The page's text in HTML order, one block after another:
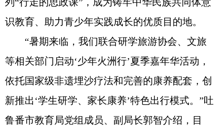
识教育、助力青少年实践成长的优质目的地。
“暑期来临，我们联合研学旅游协会、文旅
等相关部门启动‘少年火洲行’夏季嘉年华活动，
依托国家级非遗埋沙疗法和完善的康养配套，创
新推出‘学生研学、家长康养’特色出行模式。”吐
鲁番市教育局党组成员、副局长郭智介绍，目